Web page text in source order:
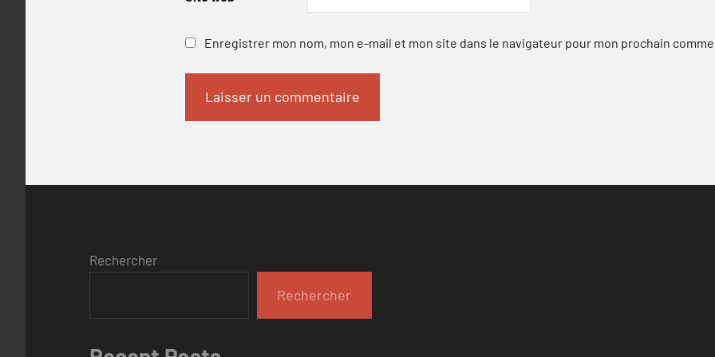
Enregistrer mon nom, mon e-mail et mon site dans le navigateur pour mon prochain
Rechercher
Rechercher